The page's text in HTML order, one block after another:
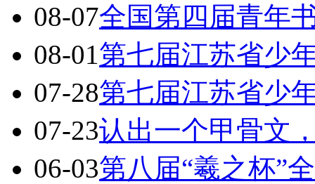
08-07全国第四届青年
08-01第七届江苏省少
07-28第七届江苏省少
07-23认出一个甲骨文
06-03第八届“羲之杯”